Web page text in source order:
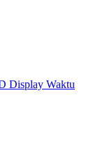
Display Waktu